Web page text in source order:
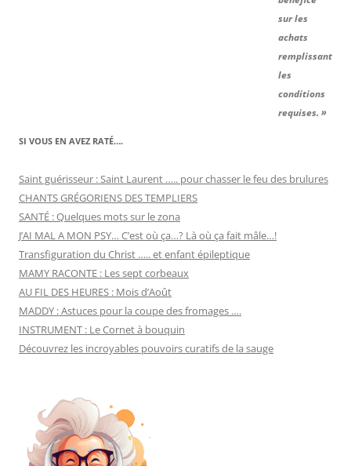
sur les
achats
remplissant
les
conditions
requises. »
SI VOUS EN AVEZ RATÉ….
Saint guérisseur : Saint Laurent ….. pour chasser le feu des brulures
CHANTS GRÉGORIENS DES TEMPLIERS
SANTÉ : Quelques mots sur le zona
J’AI MAL A MON PSY… C’est où ça…? Là où ça fait mâle…!
Transfiguration du Christ ….. et enfant épileptique
MAMY RACONTE : Les sept corbeaux
AU FIL DES HEURES : Mois d’Août
MADDY : Astuces pour la coupe des fromages ….
INSTRUMENT : Le Cornet à bouquin
Découvrez les incroyables pouvoirs curatifs de la sauge